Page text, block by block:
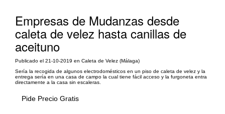
Empresas de Mudanzas desde
caleta de velez hasta canillas de
aceituno
Publicado el 21-10-2019 en Caleta de Velez (Málaga)
Sería la recogida de algunos electrodomésticos en un piso de caleta de velez y la
entrega sería en una casa de campo la cual tiene fácil acceso y la furgoneta entra
directamente a la casa sin escaleras.
Pide Precio Gratis